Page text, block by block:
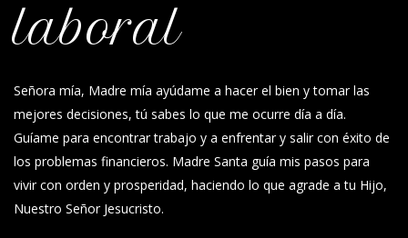
laboral
Señora mía, Madre mía ayúdame a hacer el bien y tomar las
mejores decisiones, tú sabes lo que me ocurre día a día.
Guíame para encontrar trabajo y a enfrentar y salir con éxito de
los problemas financieros. Madre Santa guía mis pasos para
vivir con orden y prosperidad, haciendo lo que agrade a tu Hijo,
Nuestro Señor Jesucristo.